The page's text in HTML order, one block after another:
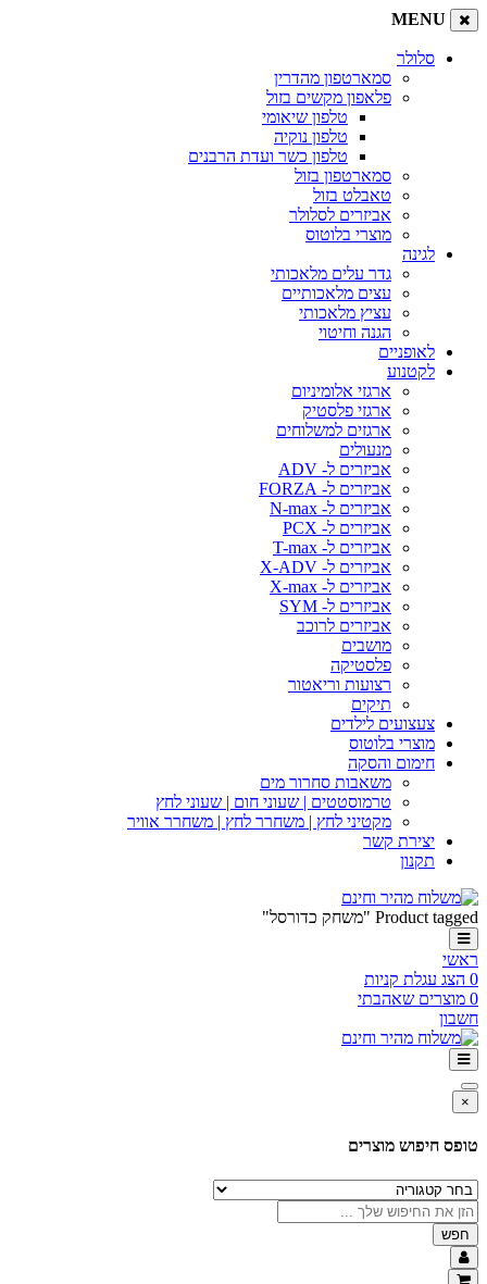
MENU
סלולר
סמארטפון מהדרין
פלאפון מקשים בזול
טלפון שיאומי
טלפון נוקיה
טלפון כשר ועדת הרבנים
סמארטפון בזול
טאבלט בזול
אביזרים לסלולר
מוצרי בלוטוס
לגינה
גדר עלים מלאכותי
עצים מלאכותיים
עציץ מלאכותי
הגנה וחיטוי
לאופניים
לקטנוע
ארגזי אלומיניום
ארגזי פלסטיק
ארגזים למשלוחים
מנעולים
אביזרים ל- ADV
אביזרים ל- FORZA
אביזרים ל- N-max
אביזרים ל- PCX
אביזרים ל- T-max
אביזרים ל- X-ADV
אביזרים ל- X-max
אביזרים ל- SYM
אביזרים לרוכב
מושבים
פלסטיקה
רצועות וריאטור
תיקים
צעצועים לילדים
מוצרי בלוטוס
חימום והסקה
משאבות סחרור מים
טרמוסטטים | שעוני חום | שעוני לחץ
מקטיני לחץ | משחרר לחץ | משחרר אוויר
יצירת קשר
תקנון
Product tagged "משחק כדורסל"
ראשי
0 הצג עגלת קניות
0 מוצרים שאהבתי
חשבון
×
טופס חיפוש מוצרים
חפש